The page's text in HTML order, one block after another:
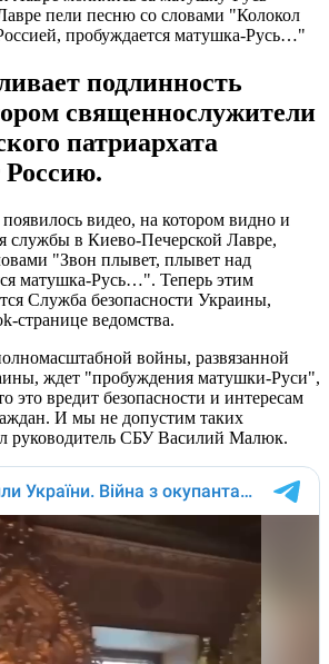
пели песню со словами "Колокол
пробуждается матушка-Русь…"
подлинность
священнослужители
патриархата
видео, на котором видно и
службы в Киево-Печерской Лавре,
"Звон плывет, плывет над
матушка-Русь…". Теперь этим
Служба безопасности Украины,
странице ведомства.
войны, развязанной
ждет "пробуждения матушки-Руси",
это вредит безопасности и интересам
И мы не допустим таких
руководитель СБУ Василий Малюк.